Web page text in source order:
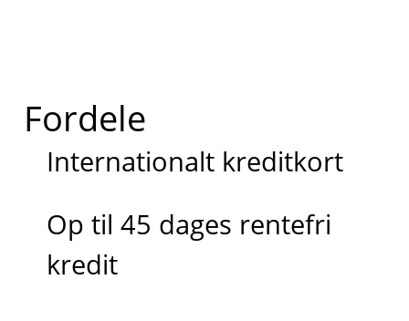
Fordele
Internationalt kreditkort
Op til 45 dages rentefri
kredit